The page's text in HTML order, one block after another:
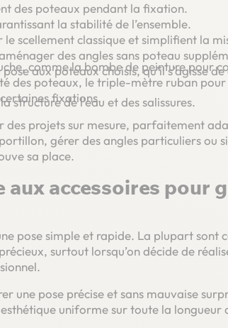
des poteaux pendant la fixation.
la stabilité de l’ensemble.
scellement classique et simplifient la
des angles sans poteau
aux poteaux choisis, qu’il s’agisse de
de l’eau et des salissures.
comme la bombe de peinture pour
des poteaux, le triple-mètre ruban pour
fixations.
des projets sur mesure, parfaitement
gérer des angles particuliers ou
sa place.
accessoires pour
pose simple et rapide. La plupart sont
surtout lorsqu’on décide de
une pose précise et sans mauvaise
uniforme sur toute la longueur